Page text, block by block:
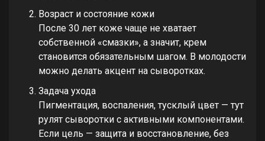
Возраст и состояние кожи
После 30 лет коже чаще не хватает
собственной «смазки», а значит, крем
становится обязательным шагом. В молодости
можно делать акцент на сыворотках.
Задача ухода
Пигментация, воспаления, тусклый цвет — тут
рулят сыворотки с активными компонентами.
Если цель — защита и восстановление, без